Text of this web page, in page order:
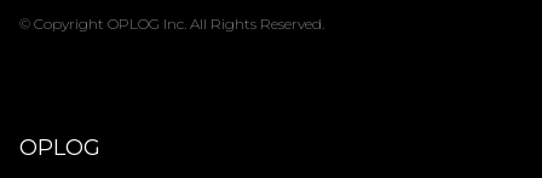
© Copyright OPLOG Inc. All Rights Reserved.
OPLOG